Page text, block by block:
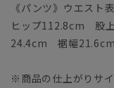
《パンツ》ウエス
ヒップ112.8cm 股
24.4cm 裾幅21.6cm
※商品の仕上がりサ